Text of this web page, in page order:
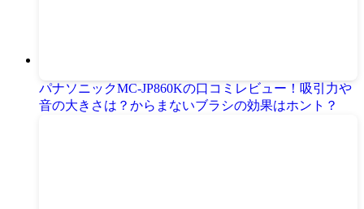
パナソニックMC-JP860Kの口コミレビュー！吸引力や
音の大きさは？からまないブラシの効果はホント？